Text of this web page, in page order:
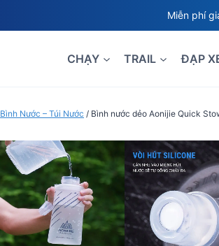
Miễn phí
CHẠY TRAIL ĐẠP
Bình Nước – Túi Nước / Bình nước dẻo Aonijie Quick